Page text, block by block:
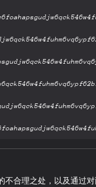
合理之处，以及通过